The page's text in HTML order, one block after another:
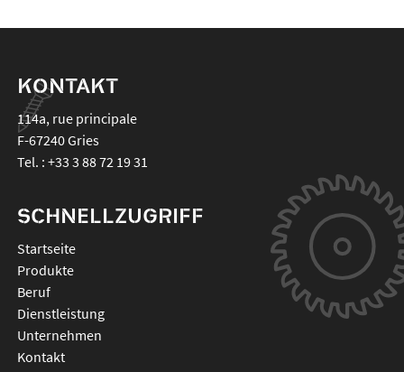
KONTAKT
114a, rue principale
F-67240Gries
Tel. : +33 3 88 72 19 31
SCHNELLZUGRIFF
Startseite
Produkte
Beruf
Dienstleistung
Unternehmen
Kontakt